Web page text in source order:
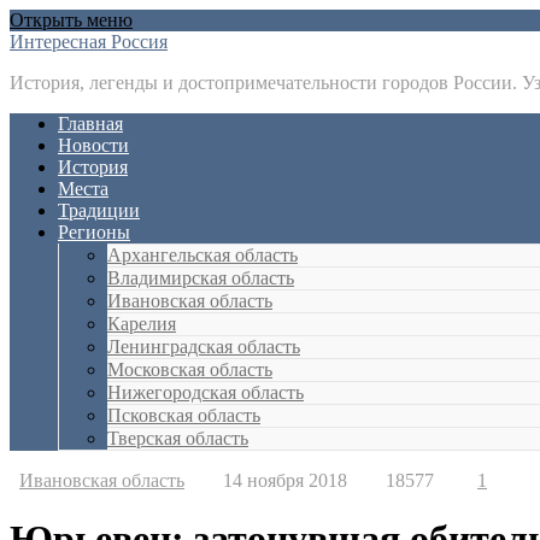
Открыть меню
Интересная Россия
История, легенды и достопримечательности городов России.
Главная
Новости
История
Места
Традиции
Регионы
Архангельская область
Владимирская область
Ивановская область
Карелия
Ленинградская область
Московская область
Нижегородская область
Псковская область
Тверская область
Ивановская область 14 ноября 2018 18577 1